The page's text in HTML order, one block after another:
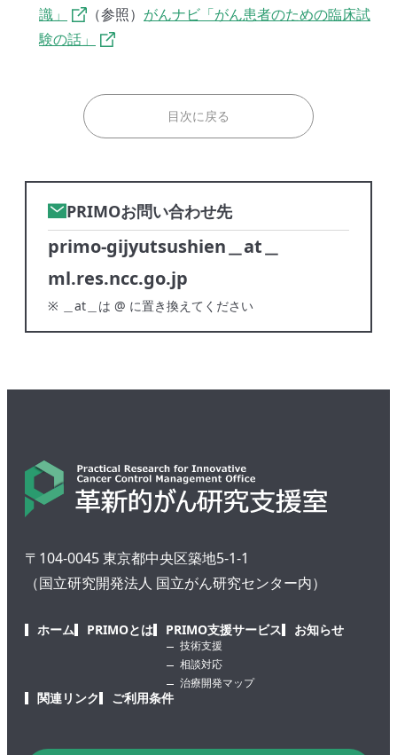
識」
（参照） がんナビ「がん患者のための臨床試
験の話」
目次に戻る
PRIMOお問い合わせ先
primo-gijyutsushien＿at＿
ml.res.ncc.go.jp
※ ＿at＿は @ に置き換えてください
〒104-0045 東京都中央区築地5-1-1
（国立研究開発法人 国立がん研究センター内）
ホーム PRIMOとは PRIMO支援サービス
技術支援
相談対応
治療開発マップ
お知らせ
関連リンク ご利用条件